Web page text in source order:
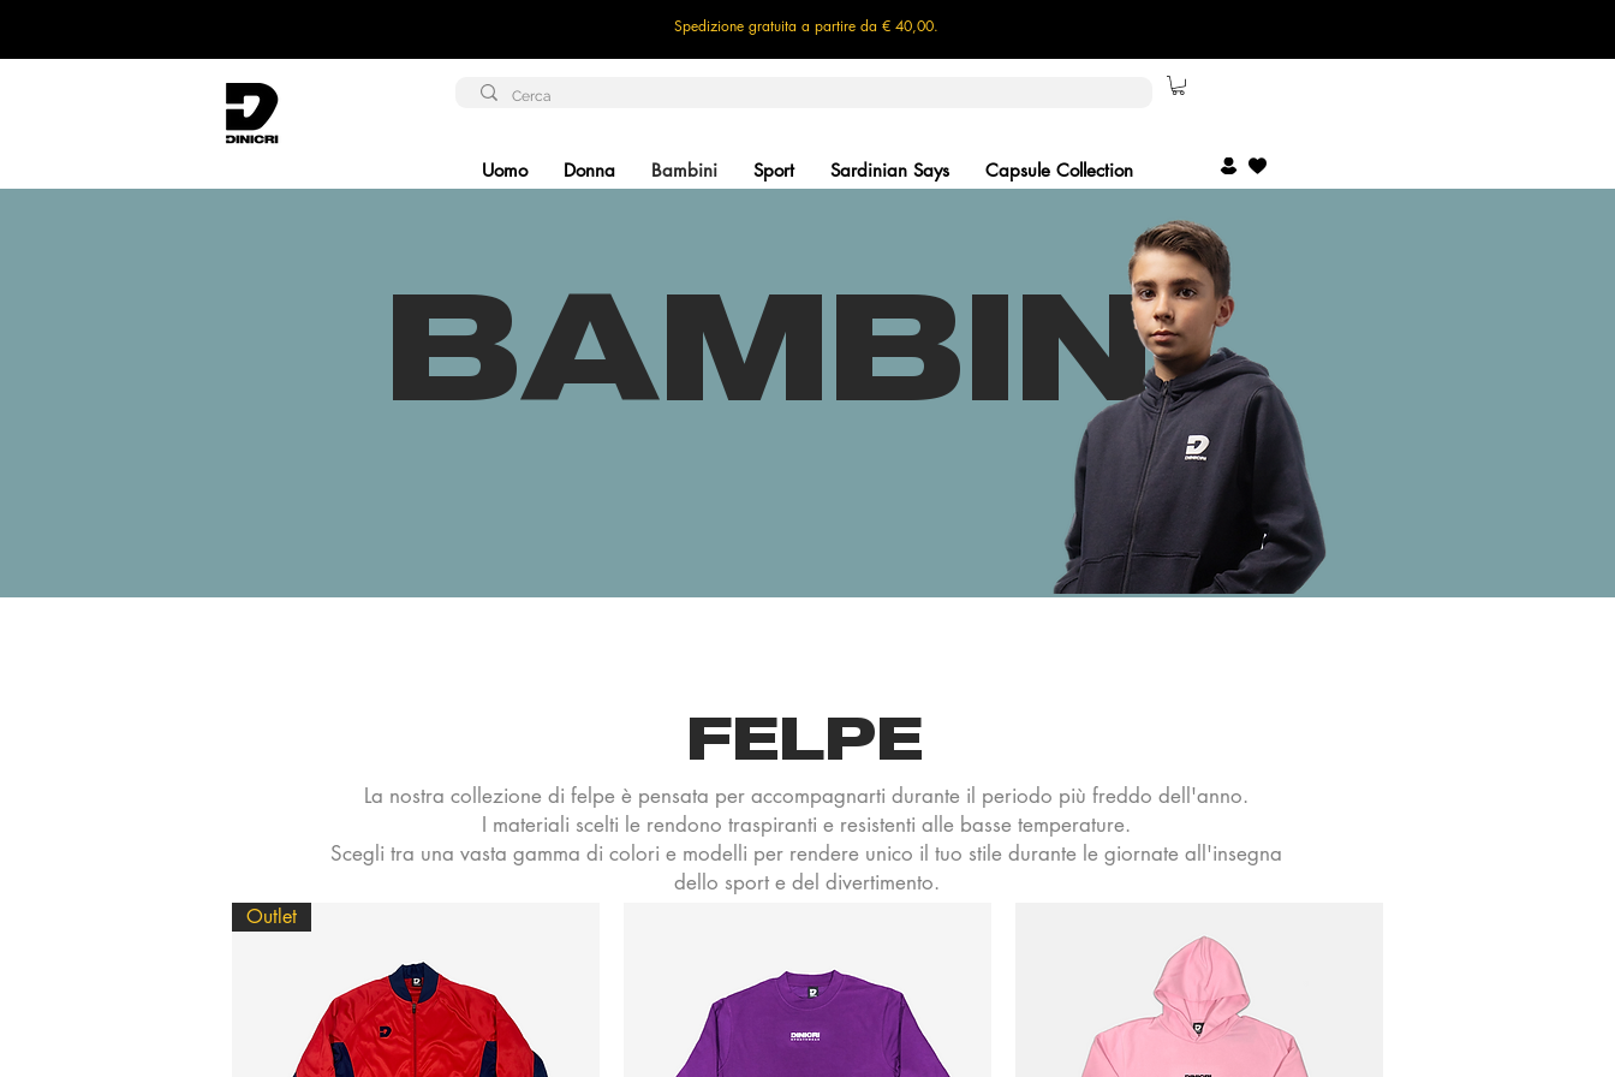
Spedizione gratuita a partire da € 40,00.
Uomo Donna Bambini Sport Sardinian Says Capsule Collection
BAMBINI
FELPE
La nostra collezione di felpe è pensata per accompagnarti durante il periodo più freddo dell'anno.
I materiali scelti le rendono traspiranti e resistenti alle basse temperature.
Scegli tra una vasta gamma di colori e modelli per rendere unico il tuo stile durante le giornate all'insegna
dello sport e del divertimento.
Outlet